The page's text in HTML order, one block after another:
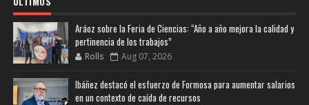
Aráoz sobre la Feria de Ciencias: “Año a año mejora la calidad y
pertinencia de los trabajos”
Rolls Aug 07, 2026
Ibáñez destacó el esfuerzo de Formosa para aumentar salarios
en un contexto de caída de recursos